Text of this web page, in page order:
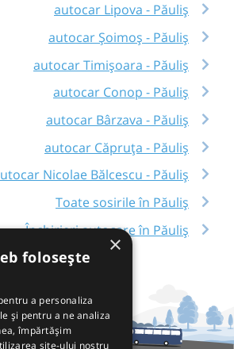
autocar Lipova - Păuliș
autocar Șoimoș - Păuliș
autocar Timișoara - Păuliș
autocar Conop - Păuliș
autocar Bârzava - Păuliș
autocar Căpruța - Păuliș
Nicolae Bălcescu - Păuliș
Toate sosirile în Păuliș
Închirieri autocare în Păuliș
×
folosește
a personaliza
și pentru a ne analiza
împărtășim
site-ului nostru